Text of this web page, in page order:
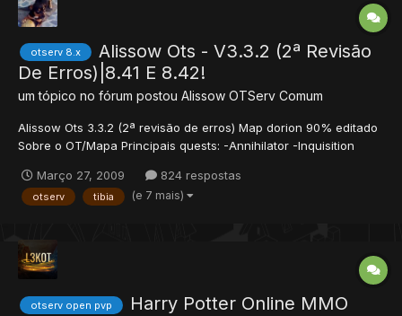
otserv 8.x
Alissow Ots - V3.3.2 (2ª Revisão
De Erros)|8.41 E 8.42!
um tópico no fórum postou Alissow OTServ Comum
Alissow Ots 3.3.2 (2ª revisão de erros) Map dorion 90% editado
Sobre o OT/Mapa Principais quests: -Annihilator -Inquisition
MPA quest Monstros: -Total monstros: 10990+ -Total spawn:
5587+ Cidades: -11 Cidades -200 Houses+-...
Março 27, 2009 824 respostas
otserv tibia (e 7 mais)
otserv open pvp Harry Potter Online MMO